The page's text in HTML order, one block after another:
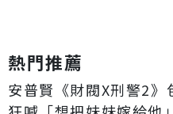
熱門推薦
安普賢《財閥X刑警2